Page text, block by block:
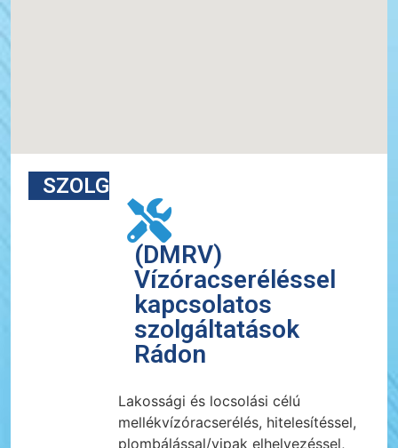
SZOLGÁLTATÁSOK
(DMRV)
Vízóracseréléssel
kapcsolatos
szolgáltatások
Rádon
Lakossági és locsolási célú
mellékvízóracserélés, hitelesítéssel,
plombálással/vipak elhelyezéssel,